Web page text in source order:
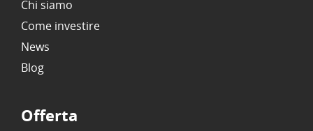
Chi siamo
Come investire
News
Blog
Offerta